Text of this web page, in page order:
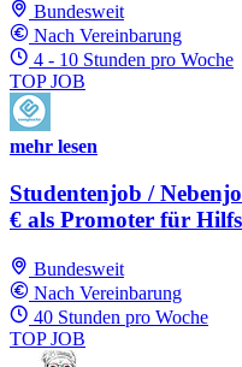
Bundesweit
Nach Vereinbarung
4 - 10 Stunden pro Woche
TOP JOB
mehr lesen
Studentenjob /
€ als Promoter für
Bundesweit
Nach Vereinbarung
40 Stunden pro Woche
TOP JOB